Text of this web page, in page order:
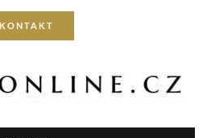
KONTAKT